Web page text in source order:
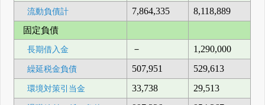
流動負債計 7,864,335
8,118,889
固定負債
長期借入金 － 1,290,000
繰延税金負債 507,951 529,613
環境対策引当金 33,738 29,513